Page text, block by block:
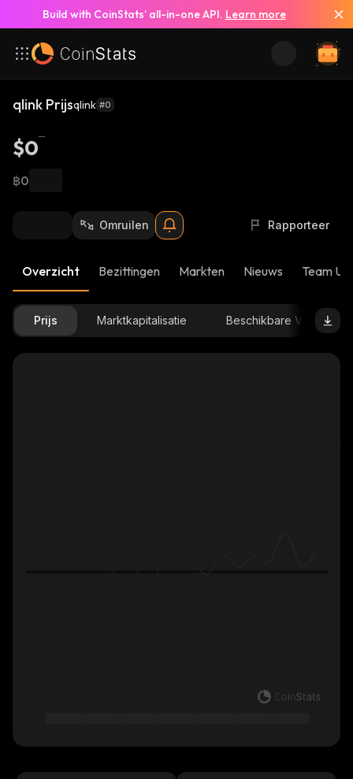
Build with CoinStats’ all-in-one API. Learn more
qlink Prijsqlink #0
$0
฿0
Omruilen Rapporteer
Overzicht Bezittingen Markten Nieuws Team
Prijs Marktkapitalisatie Beschikbare Voorraad